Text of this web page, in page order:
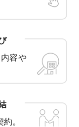
容や
。